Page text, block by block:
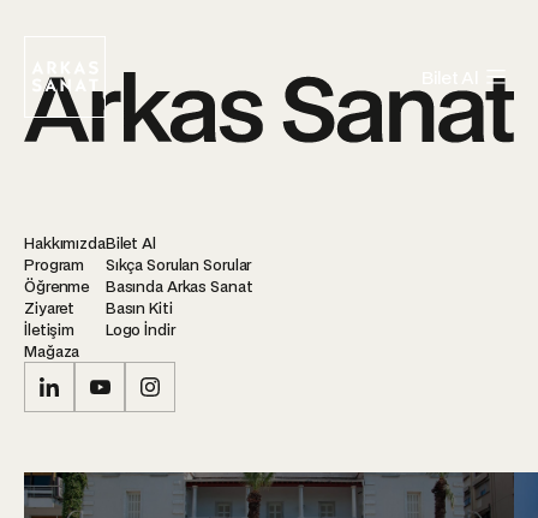
Hakkımızda
Program
Öğrenme
Ziyaret
İletişim
Mağaza
Bilet Al
Sıkça Sorulan Sorular
Basında Arkas Sanat
Basın Kiti
Logo İndir